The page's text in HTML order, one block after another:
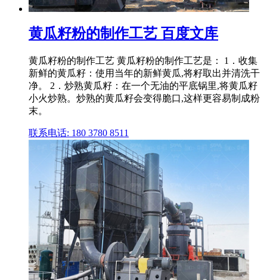
黄瓜籽粉的制作工艺 百度文库
黄瓜籽粉的制作工艺 黄瓜籽粉的制作工艺是： 1．收集
新鲜的黄瓜籽：使用当年的新鲜黄瓜,将籽取出并清洗干
净。 2．炒熟黄瓜籽：在一个无油的平底锅里,将黄瓜籽
小火炒熟。炒熟的黄瓜籽会变得脆口,这样更容易制成粉
末。
联系电话: 180 3780 8511